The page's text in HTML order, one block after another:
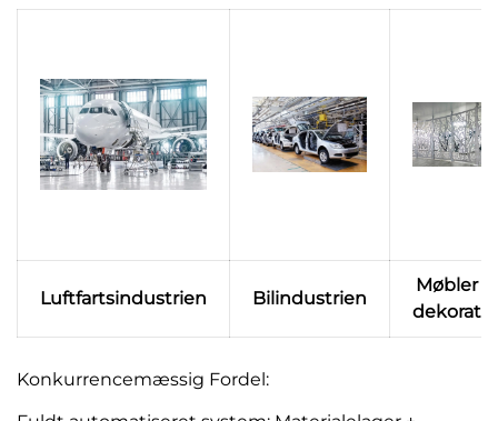
Luftfartsindustrien Bilindustrien
Møbler
Konkurrencemæssig Fordel: